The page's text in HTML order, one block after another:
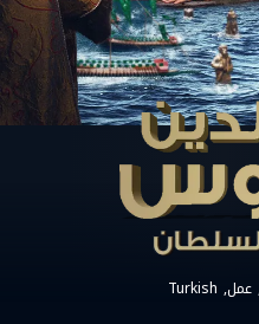
عمل Turkish